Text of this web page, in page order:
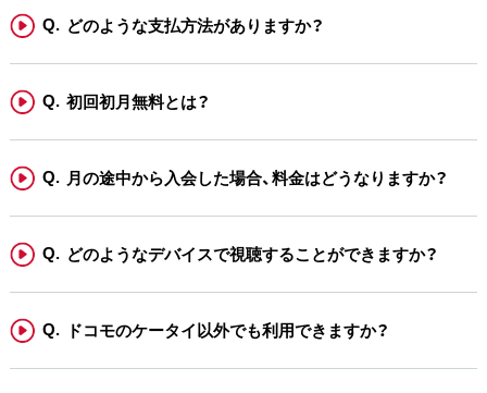
どのような支払方法がありますか？
初回初月無料とは？
月の途中から入会した場合、料金はどうなりますか？
どのようなデバイスで視聴することができますか？
ドコモのケータイ以外でも利用できますか？